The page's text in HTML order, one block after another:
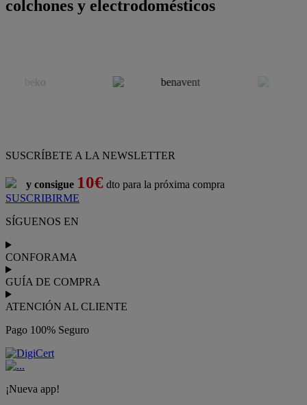
colchones y electrodomésticos
SUSCRÍBETE A LA NEWSLETTER
y consigue 10€ dto para la próxima compra
SUSCRIBIRME
SÍGUENOS EN
CONFORAMA
GUÍA DE COMPRA
ATENCIÓN AL CLIENTE
Pago 100% Seguro
¡Nueva app!